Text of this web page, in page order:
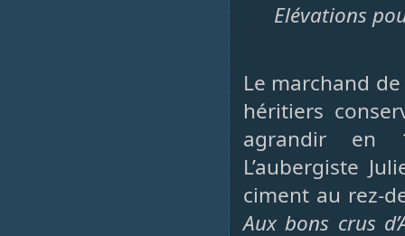
Elévations
Le marchand
héritiers
agrandir en
L’aubergiste
ciment au rez-
Aux bons crus